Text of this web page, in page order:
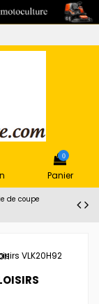
0
Panier
de coupe